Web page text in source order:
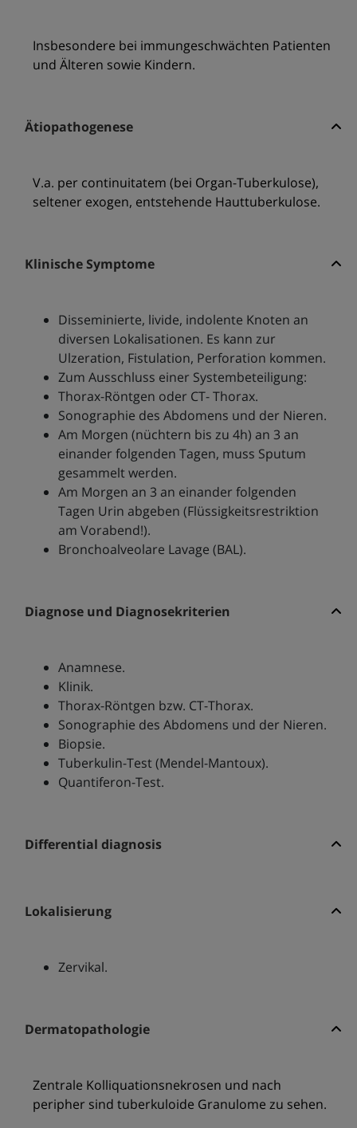
Insbesondere bei immungeschwächten Patienten
und Älteren sowie Kindern.
Ätiopathogenese
V.a. per continuitatem (bei Organ-Tuberkulose),
seltener exogen, entstehende Hauttuberkulose.
Klinische Symptome
Disseminierte, livide, indolente Knoten an
diversen Lokalisationen. Es kann zur
Ulzeration, Fistulation, Perforation kommen.
Zum Ausschluss einer Systembeteiligung:
Thorax-Röntgen oder CT- Thorax.
Sonographie des Abdomens und der Nieren.
Am Morgen (nüchtern bis zu 4h) an 3 an
einander folgenden Tagen, muss Sputum
gesammelt werden.
Am Morgen an 3 an einander folgenden
Tagen Urin abgeben (Flüssigkeitsrestriktion
am Vorabend!).
Bronchoalveolare Lavage (BAL).
Diagnose und Diagnosekriterien
Anamnese.
Klinik.
Thorax-Röntgen bzw. CT-Thorax.
Sonographie des Abdomens und der Nieren.
Biopsie.
Tuberkulin-Test (Mendel-Mantoux).
Quantiferon-Test.
Differential diagnosis
Lokalisierung
Zervikal.
Dermatopathologie
Zentrale Kolliquationsnekrosen und nach
peripher sind tuberkuloide Granulome zu sehen.